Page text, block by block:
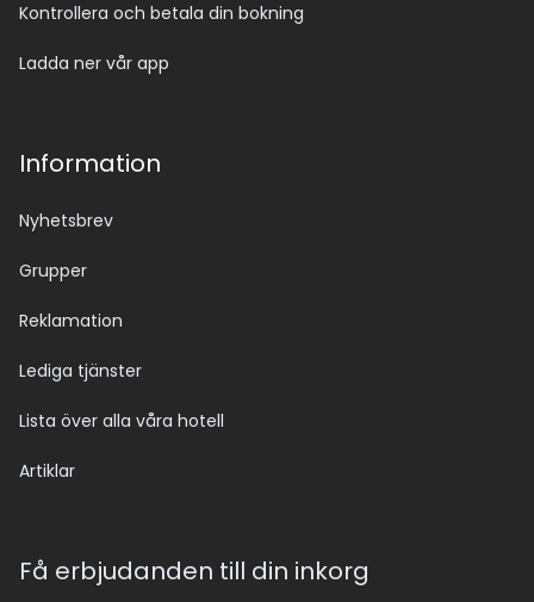
Kontrollera och betala din bokning
Ladda ner vår app
Information
Nyhetsbrev
Grupper
Reklamation
Lediga tjänster
Lista över alla våra hotell
Artiklar
Få erbjudanden till din inkorg